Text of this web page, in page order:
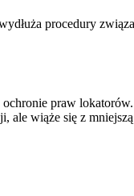
procedury
praw
ale wiąże się z